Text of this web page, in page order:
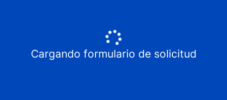
Cargando formulario de solicitud